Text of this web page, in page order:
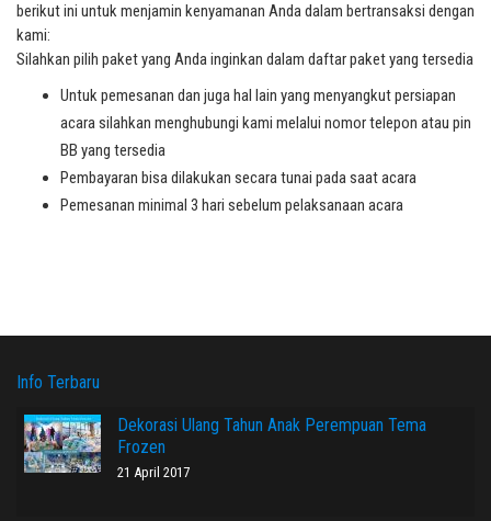
berikut ini untuk menjamin kenyamanan Anda dalam bertransaksi dengan
kami:
Silahkan pilih paket yang Anda inginkan dalam daftar paket yang tersedia
Untuk pemesanan dan juga hal lain yang menyangkut persiapan
acara silahkan menghubungi kami melalui nomor telepon atau pin
BB yang tersedia
Pembayaran bisa dilakukan secara tunai pada saat acara
Pemesanan minimal 3 hari sebelum pelaksanaan acara
Info Terbaru
Dekorasi Ulang Tahun Anak Perempuan Tema
Frozen
21 April 2017